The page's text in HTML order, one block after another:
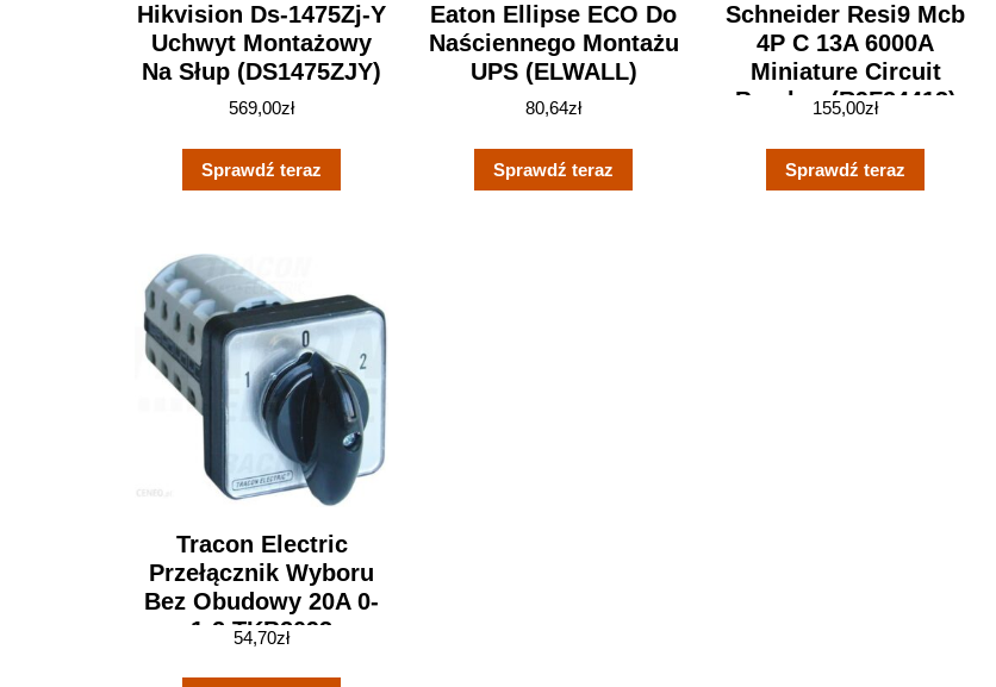
Hikvision Ds-1475Zj-Y
Uchwyt Montażowy
Na Słup (DS1475ZJY)
569,00zł
Sprawdź teraz
Eaton Ellipse ECO Do
Naściennego Montażu
UPS (ELWALL)
80,64zł
Sprawdź teraz
Schneider Resi9 Mcb
4P C 13A 6000A
Miniature Circuit
Breaker (R9F24413)
155,00zł
Sprawdź teraz
Tracon Electric
Przełącznik Wyboru
Bez Obudowy 20A 0-
1-2 TKB2093
54,70zł